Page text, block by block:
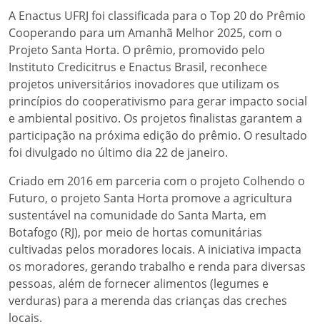
A Enactus UFRJ foi classificada para o Top 20 do Prêmio
Cooperando para um Amanhã Melhor 2025, com o
Projeto Santa Horta. O prêmio, promovido pelo
Instituto Credicitrus e Enactus Brasil, reconhece
projetos universitários inovadores que utilizam os
princípios do cooperativismo para gerar impacto social
e ambiental positivo. Os projetos finalistas garantem a
participação na próxima edição do prêmio. O resultado
foi divulgado no último dia 22 de janeiro.
Criado em 2016 em parceria com o projeto Colhendo o
Futuro, o projeto Santa Horta promove a agricultura
sustentável na comunidade do Santa Marta, em
Botafogo (RJ), por meio de hortas comunitárias
cultivadas pelos moradores locais. A iniciativa impacta
os moradores, gerando trabalho e renda para diversas
pessoas, além de fornecer alimentos (legumes e
verduras) para a merenda das crianças das creches
locais.